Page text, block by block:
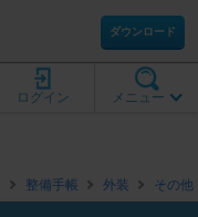
ダウンロード
メニュー
ログイン
整備手帳 外装 その他